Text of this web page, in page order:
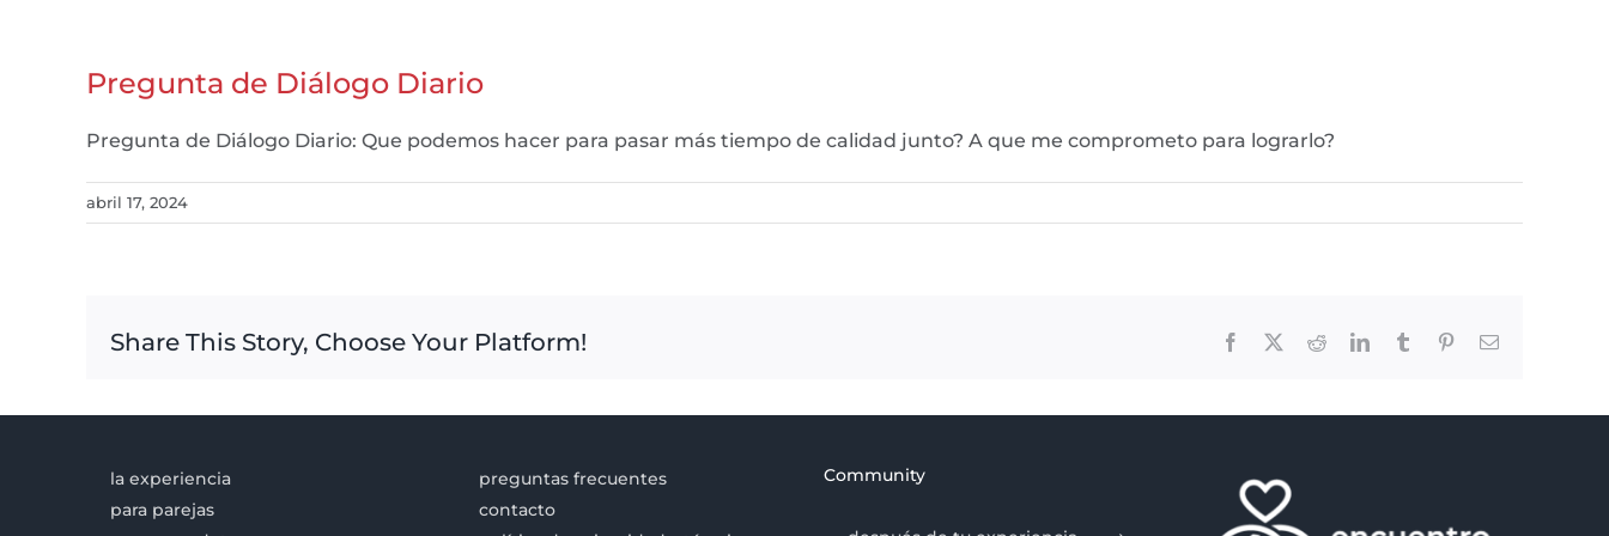
Pregunta de Diálogo Diario
Pregunta de Diálogo Diario: Que podemos hacer para pasar más tiempo de calidad junto? A que me comprometo para lograrlo?
abril 17, 2024
Share This Story, Choose Your Platform! Facebook RedditLinkedInTumblr PinterestEmail
la experiencia
para parejas
preguntas frecuentes
contacto
Community